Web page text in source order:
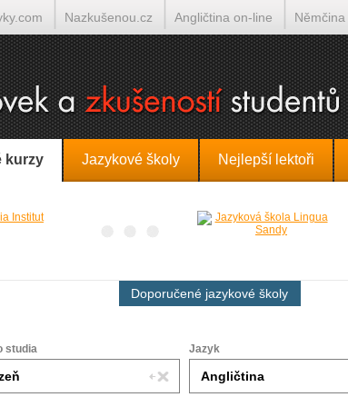
kurzy Jazykové školy Nejlepší lektoři
Doporučené jazykové školy
studia Jazyk
Nazkušenou.cz Angličtina on-line